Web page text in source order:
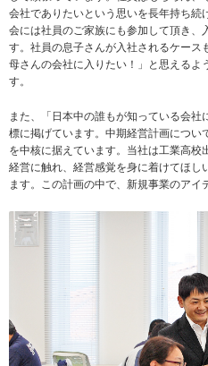
会社でありたいという思いを長年持ち続
会には社員のご家族にも参加して頂き、
す。社員の息子さんが入社されるケース
母さんの会社に入りたい！」と思えるよ
す。
また、「日本中の誰もが知っている会社
標に掲げています。中期経営計画につい
を中核に据えています。当社は工業高校
経営に触れ、経営感覚を身に着けてほし
ます。この計画の中で、新規事業のアイ